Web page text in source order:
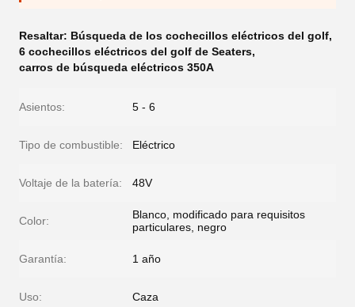
Resaltar: Búsqueda de los cochecillos eléctricos del golf,
6 cochecillos eléctricos del golf de Seaters,
carros de búsqueda eléctricos 350A
Asientos: 5 - 6
Tipo de combustible: Eléctrico
Voltaje de la batería: 48V
Color:
Blanco, modificado para requisitos
particulares, negro
Garantía: 1 año
Uso: Caza